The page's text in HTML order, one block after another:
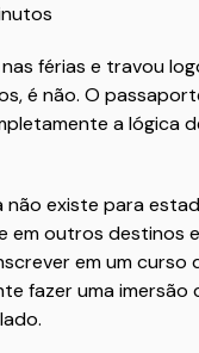
férias e travou
é não. O
a lógica
não existe para
em outros destinos
em um
fazer uma